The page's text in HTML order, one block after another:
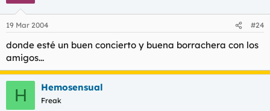
19 Mar 2004 #24
donde esté un buen concierto y buena borrachera con los
amigos...
H Hemosensual
Freak